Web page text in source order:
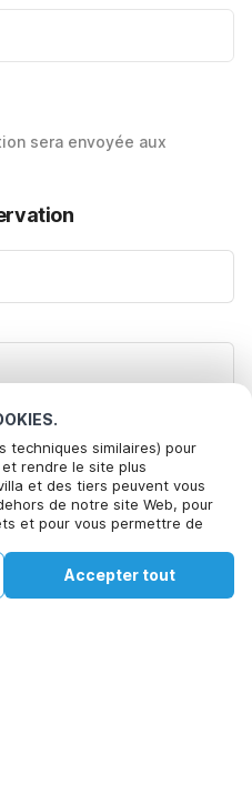
techniques similaires) pour
rendre le site plus
et des tiers peuvent vous
de notre site Web, pour
et pour vous permettre de
Plus d'informations peuvent
de cookie.
Accepter tout
sera envoyée aux
des offres de Belvilla. Vous
moment à l'avenir
Voir les disponibilités